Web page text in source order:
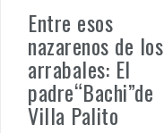
Entre esos
nazarenos de los
arrabales: El
padre“Bachi”de
Villa Palito